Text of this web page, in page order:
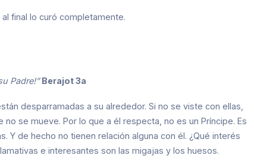
final lo curó completamente.
Padre!” Berajot 3a
desparramadas a su alrededor. Si no se viste con ellas,
se mueve. Por lo que a él respecta, no es un Príncipe. Es
Y de hecho no tienen relación alguna con él. ¿Qué interés
e interesantes son las migajas y los huesos.